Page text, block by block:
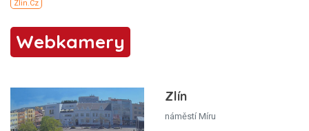
Webkamery
Zlín
náměstí Míru